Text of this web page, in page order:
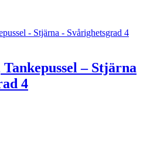
– Stjärna
4